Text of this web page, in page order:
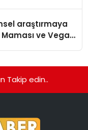
araştırmaya
ve Vegan
Takip edin..